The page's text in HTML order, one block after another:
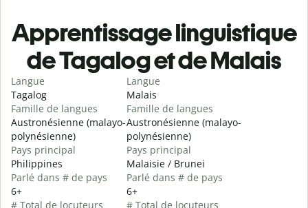
Apprentissage linguistique
de Tagalog et de Malais
Langue
Tagalog
Famille de langues
Austronésienne (malayo-
polynésienne)
Pays principal
Philippines
Parlé dans # de pays
6+
# Total de locuteurs
Langue
Malais
Famille de langues
Austronésienne (malayo-
polynésienne)
Pays principal
Malaisie / Brunei
Parlé dans # de pays
6+
# Total de locuteurs